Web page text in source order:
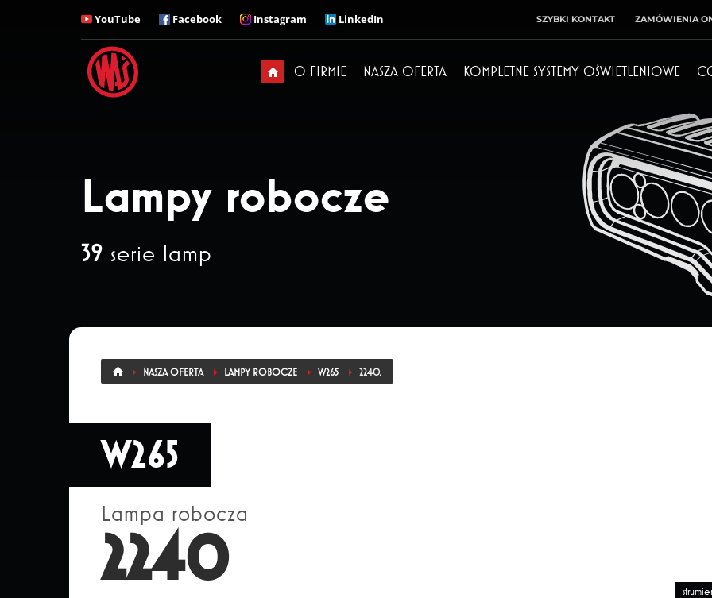
ZADZWOŃ
Z kim chciałbyś u nas
rozmawiać?
Sekretariat
SZYBKI KONTAKT ZAMÓWIENIA
YouTube Facebook Instagram LinkedIn
O FIRMIE NASZA OFERTA KOMPLETNE SYSTEMY OŚWIETLENIOWE
Lampy robocze
39 serie lamp
NASZA OFERTA LAMPY ROBOCZE W265 2240.
W265
Lampa robocza
2240